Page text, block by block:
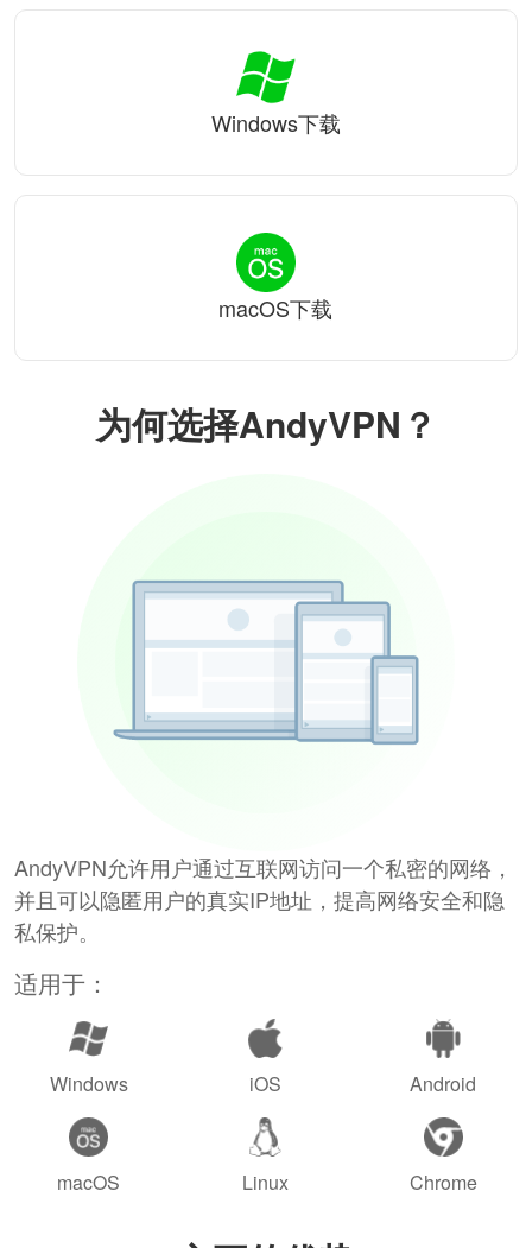
为何选择AndyVPN？
AndyVPN允许用户通过互联网访问一个私密的网络，
并且可以隐匿用户的真实IP地址，提高网络安全和隐
私保护。
适用于：
Windows iOS Android
macOS Linux Chrome
Windows下载
macOS下载